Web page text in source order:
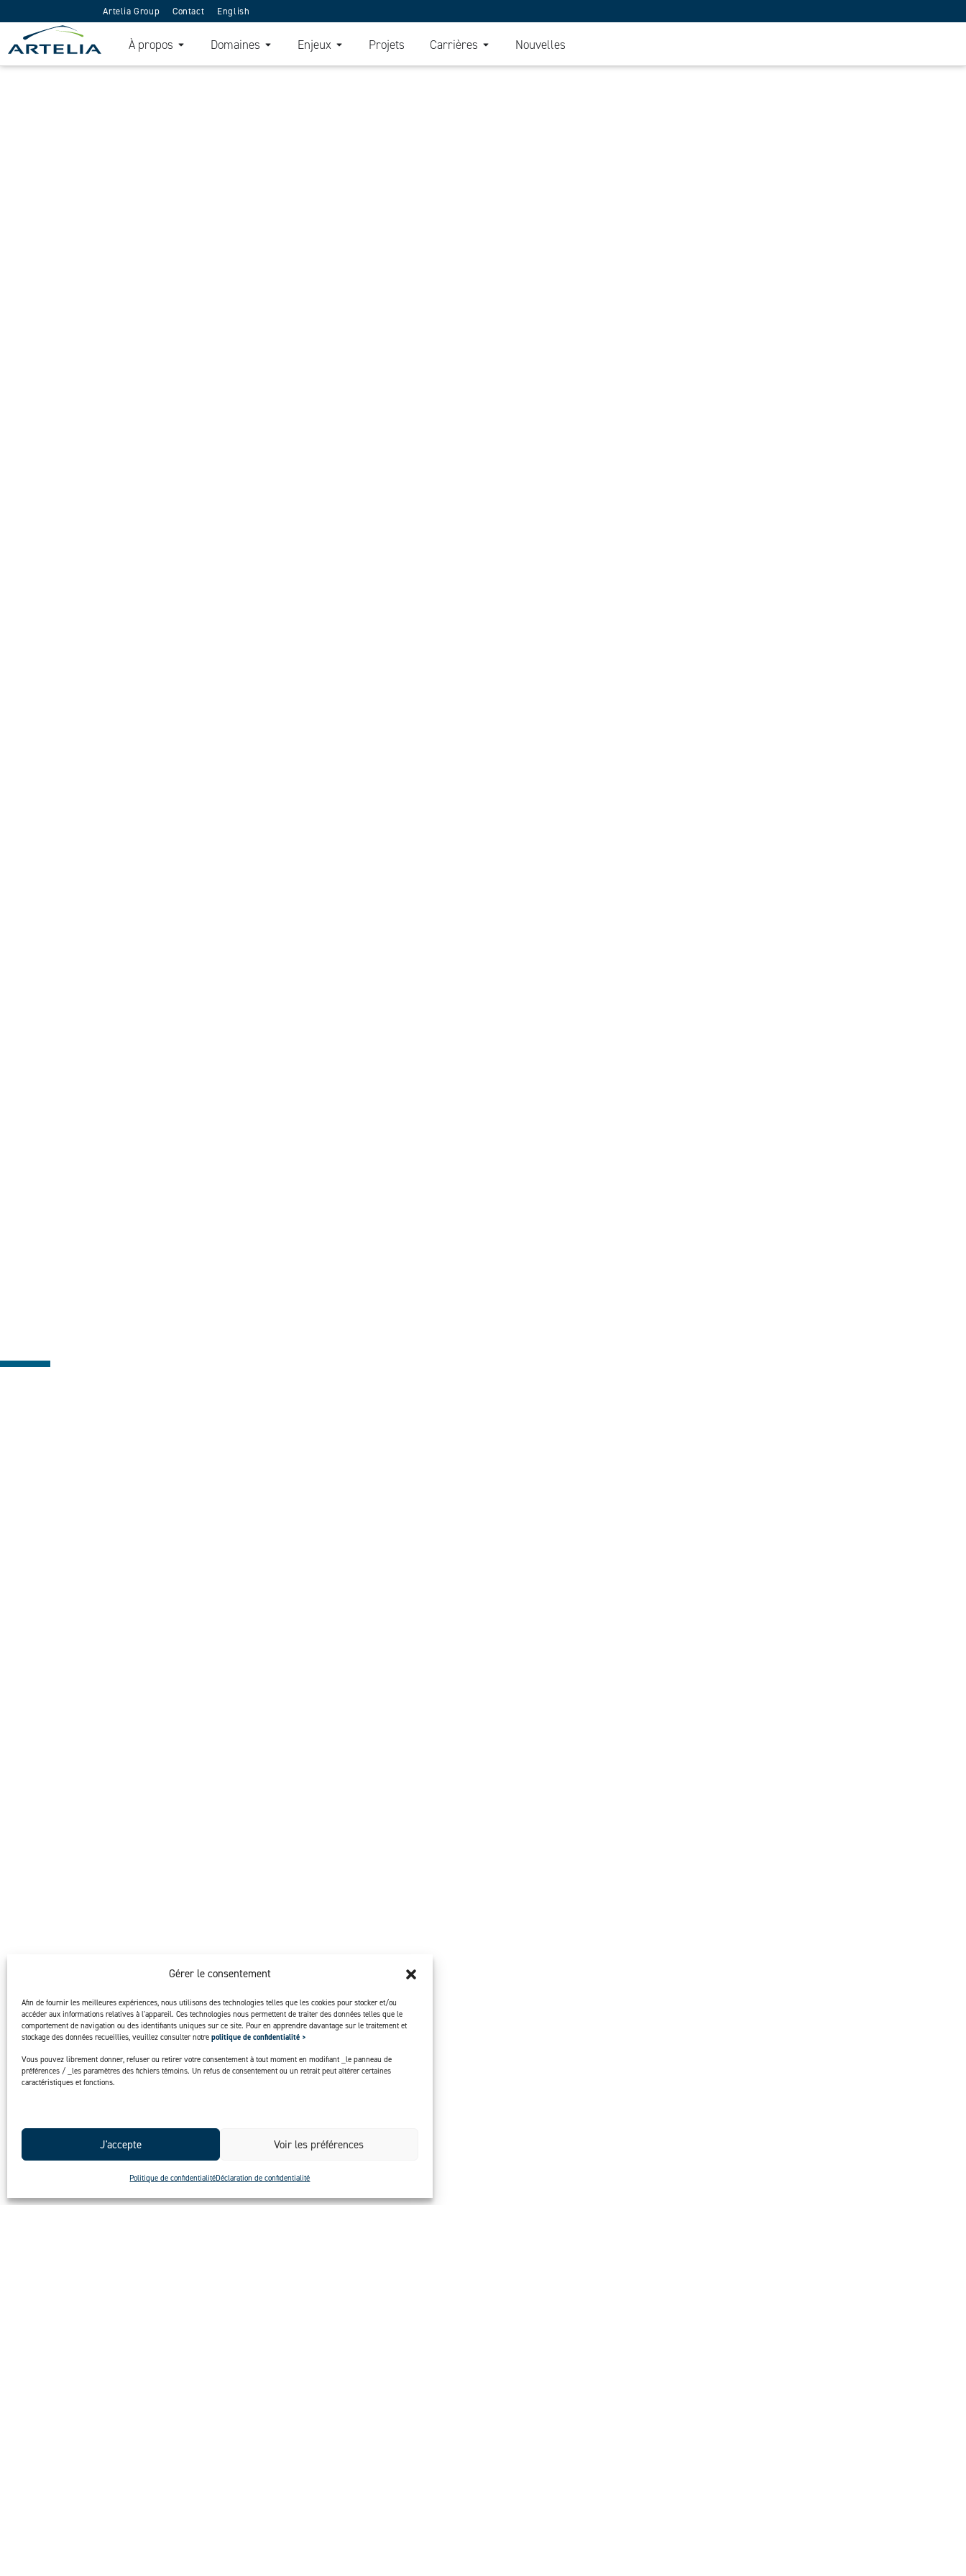
Gérer le consentement
Afin de fournir les meilleures expériences, nous utilisons des technologies telles que les cookies pour stocker et/ou
accéder aux informations relatives à l'appareil. Ces technologies nous permettent de traiter des données telles que le
comportement de navigation ou des identifiants uniques sur ce site. Pour en apprendre davantage sur le traitement et
stockage des données recueillies, veuillez consulter notre politique de confidentialité >
Vous pouvez librement donner, refuser ou retirer votre consentement à tout moment en modifiant _le panneau de
préférences / _les paramètres des fichiers témoins. Un refus de consentement ou un retrait peut altérer certaines
caractéristiques et fonctions.
J'accepte Voir les préférences
Politique de confidentialitéDéclaration de confidentialité
Artelia Group Contact English
À propos Domaines Enjeux Projets Carrières Nouvelles